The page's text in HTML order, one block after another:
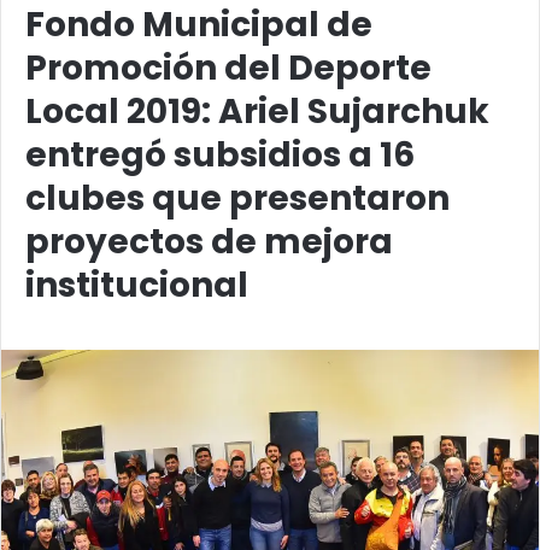
Fondo Municipal de
Promoción del Deporte
Local 2019: Ariel Sujarchuk
entregó subsidios a 16
clubes que presentaron
proyectos de mejora
institucional